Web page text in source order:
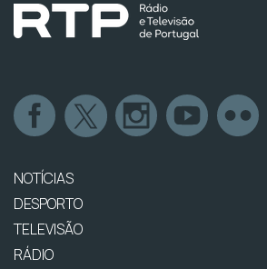
NOTÍCIAS
DESPORTO
TELEVISÃO
RÁDIO